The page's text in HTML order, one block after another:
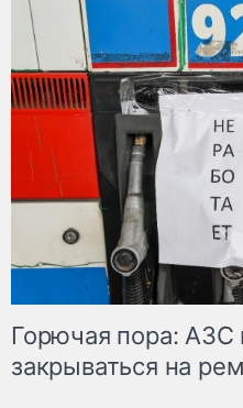
Горючая пора: АЗС
закрываться на